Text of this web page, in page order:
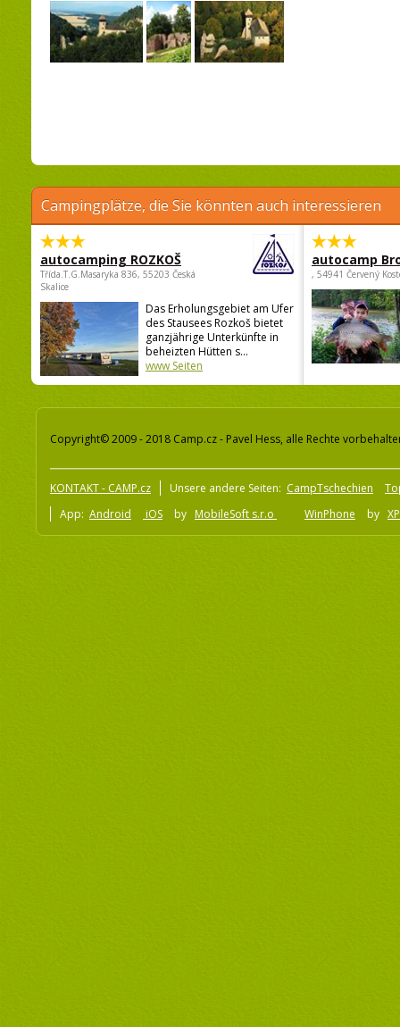
Campingplätze, die Sie könnten auch interessieren
autocamping ROZKOŠ
Třída.T.G.Masaryka 836, 55203 Česká
Skalice
Das Erholungsgebiet am Ufer
des Stausees Rozkoš bietet
ganzjährige Unterkünfte in
beheizten Hütten s...
www Seiten
autocamp
, 54941 Červený
Copyright© 2009 - 2018 Camp.cz - Pavel Hess, alle Rechte
KONTAKT - CAMP.cz Unsere andere Seiten: CampTschechien
App: Android iOS by MobileSoft s.r.o WinPhone by